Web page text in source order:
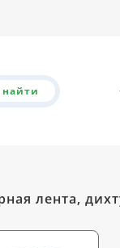
найти
лента,